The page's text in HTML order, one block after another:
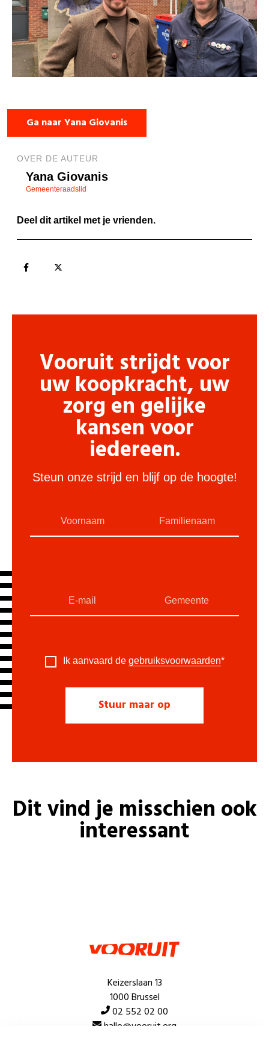
Ga naar Yana Giovanis
OVER DE AUTEUR
Yana Giovanis
Gemeenteraadslid
Deel dit artikel met je vrienden.
Vooruit strijdt voor
uw koopkracht, uw
zorg en gelijke
kansen voor
iedereen.
Steun onze strijd en blijf op de hoogte!
Ik aanvaard de gebruiksvoorwaarden*
Dit vind je misschien ook
interessant
Keizerslaan 13
1000 Brussel
02 552 02 00
hallo@vooruit.org